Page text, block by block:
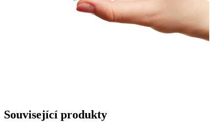
Související produkty